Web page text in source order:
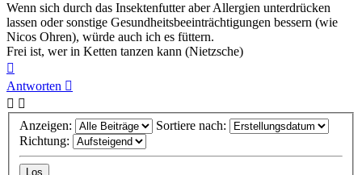
Wenn sich durch das Insektenfutter aber Allergien unterdrücken
lassen oder sonstige Gesundheitsbeeinträchtigungen bessern (wie
Nicos Ohren), würde auch ich es füttern.
Frei ist, wer in Ketten tanzen kann (Nietzsche)
oben
Antworten
Anzeigen:
Sortiere nach:
Richtung: